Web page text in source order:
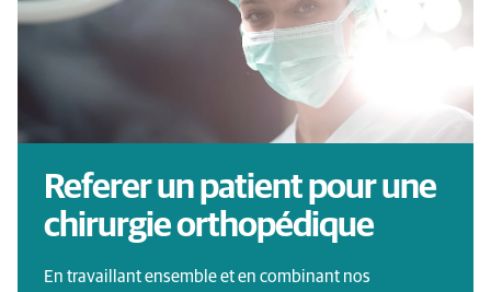
Referer un patient pour une
chirurgie orthopédique
En travaillant ensemble et en combinant nos